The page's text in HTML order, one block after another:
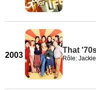
2003
That
Rôle: